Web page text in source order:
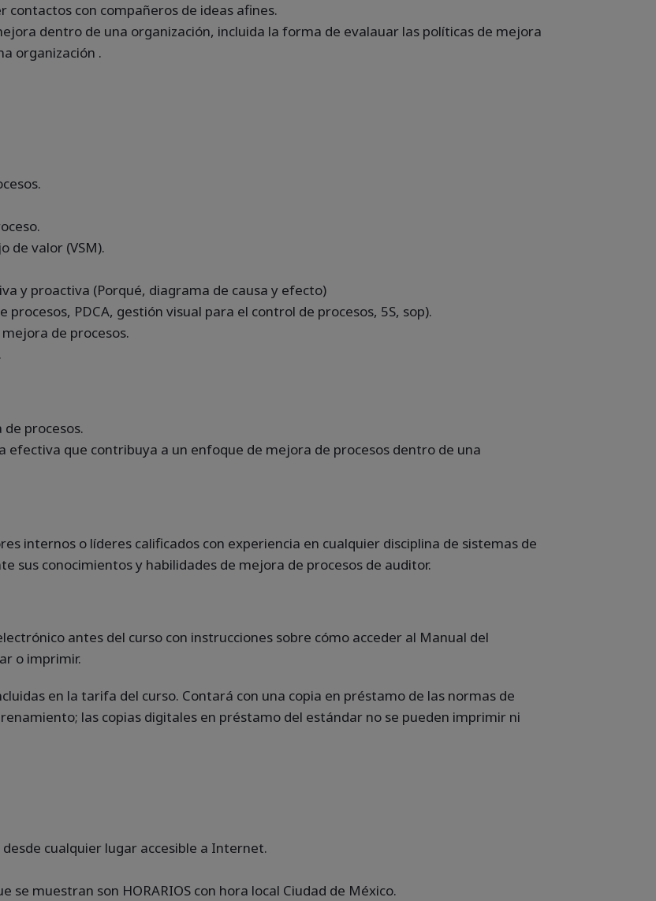
con compañeros de ideas afines.
dentro de una organización, incluida la forma de evalauar las políticas de mejora
organización .
de valor (VSM).
y proactiva (Porqué, diagrama de causa y efecto)
PDCA, gestión visual para el control de procesos, 5S, sop).
de procesos.
procesos.
que contribuya a un enfoque de mejora de procesos dentro de una
internos o líderes calificados con experiencia en cualquier disciplina de sistemas de
sus conocimientos y habilidades de mejora de procesos de auditor.
antes del curso con instrucciones sobre cómo acceder al Manual del
o imprimir.
en la tarifa del curso. Contará con una copia en préstamo de las normas de
las copias digitales en préstamo del estándar no se pueden imprimir ni
cualquier lugar accesible a Internet.
se muestran son HORARIOS con hora local Ciudad de México.